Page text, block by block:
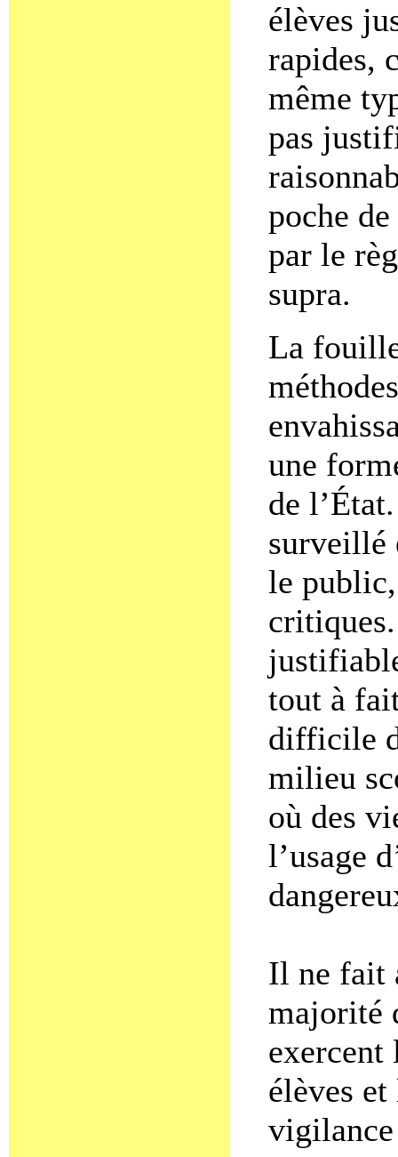
élèves
rapides,
même
pas
poche
par le
supra.
La
une
de
surveillé
le
tout à
difficile
milieu
où des
l’usage
Il ne fait
majorité
élèves
vigilance